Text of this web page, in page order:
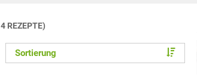
REZEPTE)
Sortierung